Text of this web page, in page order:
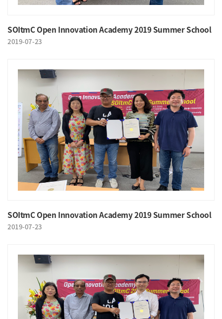
SOItmC Open Innovation Academy 2019 Summer School
2019-07-23
SOItmC Open Innovation Academy 2019 Summer School
2019-07-23